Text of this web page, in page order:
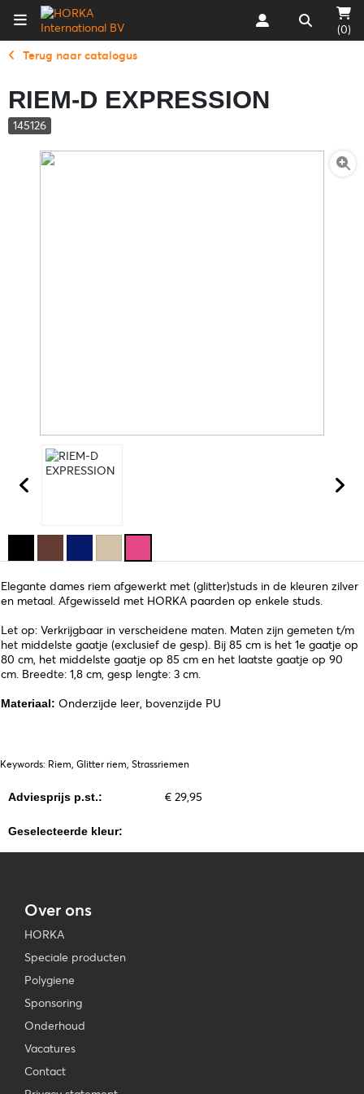
(0)
Terug naar catalogus
RIEM-D EXPRESSION
145126
Elegante dames riem afgewerkt met (glitter)studs in de kleuren zilver
en metaal. Afgewisseld met HORKA paarden op enkele studs.
Let op: Verkrijgbaar in verscheidene maten. Maten zijn gemeten t/m
het middelste gaatje (exclusief de gesp). Bij 85 cm is het 1e gaatje op
80 cm, het middelste gaatje op 85 cm en het laatste gaatje op 90
cm. Breedte: 1,8 cm, gesp lengte: 3 cm.
Materiaal: Onderzijde leer, bovenzijde PU
Keywords: Riem, Glitter riem, Strassriemen
Adviesprijs p.st.: € 29,95
Geselecteerde kleur:
Over ons
HORKA
Speciale producten
Polygiene
Sponsoring
Onderhoud
Vacatures
Contact